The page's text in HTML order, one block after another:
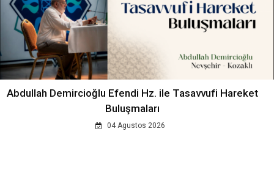
Abdullah Demircioğlu Efendi Hz. ile Tasavvufi Hareket
Buluşmaları
04 Agustos 2026